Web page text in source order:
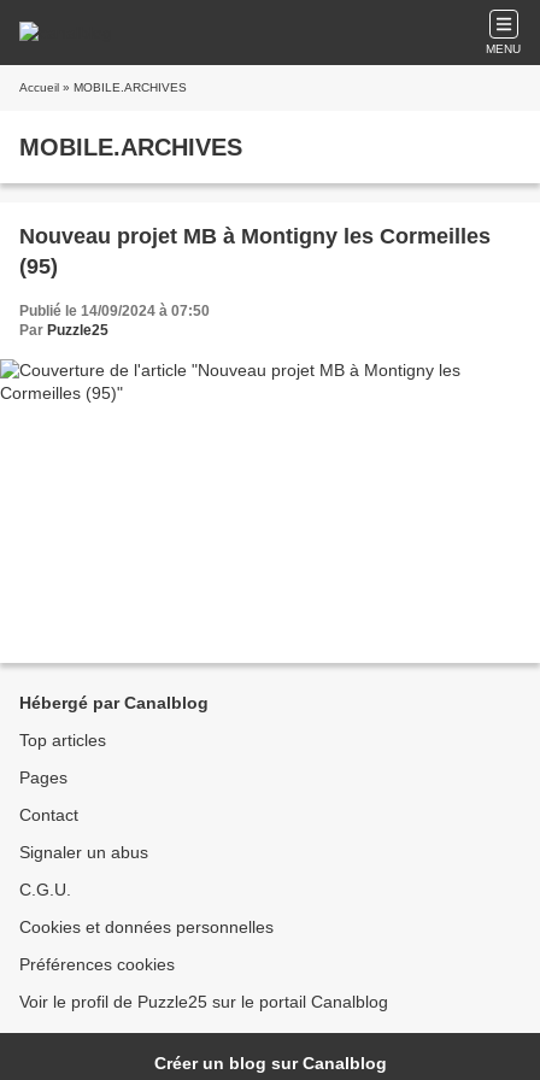
MENU
Accueil » MOBILE.ARCHIVES
MOBILE.ARCHIVES
Nouveau projet MB à Montigny les Cormeilles
(95)
Publié le 14/09/2024 à 07:50
Par Puzzle25
Hébergé par Canalblog
Top articles
Pages
Contact
Signaler un abus
C.G.U.
Cookies et données personnelles
Préférences cookies
Voir le profil de Puzzle25 sur le portail Canalblog
Créer un blog sur Canalblog